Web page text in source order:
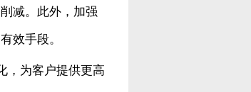
减。此外，加强
效手段。
，为客户提供更高